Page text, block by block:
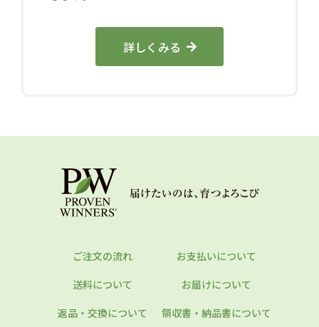
詳しくみる
ご注文の流れ
お支払いについて
送料について
お届けについて
返品・交換について
領収書・納品書について